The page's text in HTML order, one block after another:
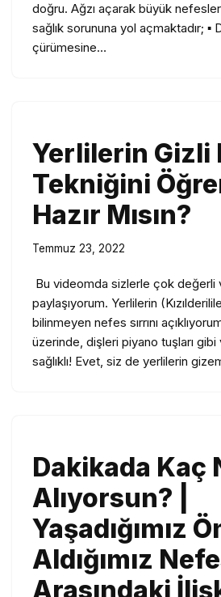
doğru. Ağzı açarak büyük
sağlık sorununa yol açmaktadır; ▪️
çürümesine…
Yerlilerin Gizli
Tekniğini
Hazır Mısın?
Temmuz 23, 2022
Bu videomda sizlerle çok değerli
paylaşıyorum. Yerlilerin
bilinmeyen nefes sırrını
üzerinde, dişleri piyano tuşları
sağlıklı! Evet, siz de yerlilerin
Dakikada Kaç
Alıyorsun? |
Yaşadığımız
Aldığımız
Arasındaki